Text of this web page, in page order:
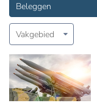
Beleggen
Vakgebied